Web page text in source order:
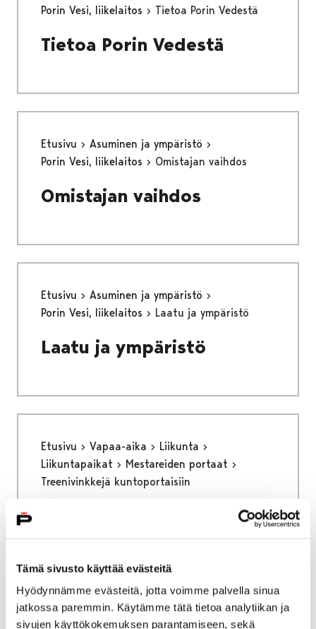
Tämä sivusto käyttää evästeitä
Hyödynnämme evästeitä, jotta voimme palvella sinua
jatkossa paremmin. Käytämme tätä tietoa analytiikan ja
sivujen käyttökokemuksen parantamiseen, sekä
Porin Vesi, liikelaitos
Tietoa Porin Vedestä
Tietoa Porin Vedestä
Etusivu
Asuminen ja ympäristö
Porin Vesi, liikelaitos
Omistajan vaihdos
Omistajan vaihdos
Etusivu
Asuminen ja ympäristö
Porin Vesi, liikelaitos
Laatu ja ympäristö
Laatu ja ympäristö
Etusivu Vapaa-aika
Liikunta
Liikuntapaikat
Mestareiden portaat
Treenivinkkejä kuntoportaisiin
kuntoportaisiin